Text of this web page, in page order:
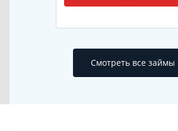
Смотреть все займы